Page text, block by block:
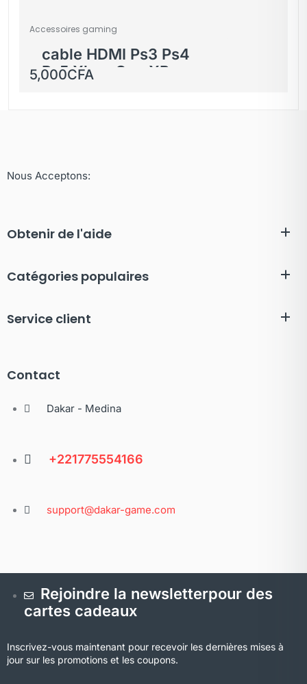
Accessoires gaming
cable HDMI Ps3 Ps4
Ps5 Xbox One XBox
5,000CFA
Nous Acceptons:
Obtenir de l'aide
Catégories populaires
Service client
Contact
Dakar - Medina
+221775554166
support@dakar-game.com
Rejoindre la newsletterpour des
cartes cadeaux
Inscrivez-vous maintenant pour recevoir les dernières mises à
jour sur les promotions et les coupons.